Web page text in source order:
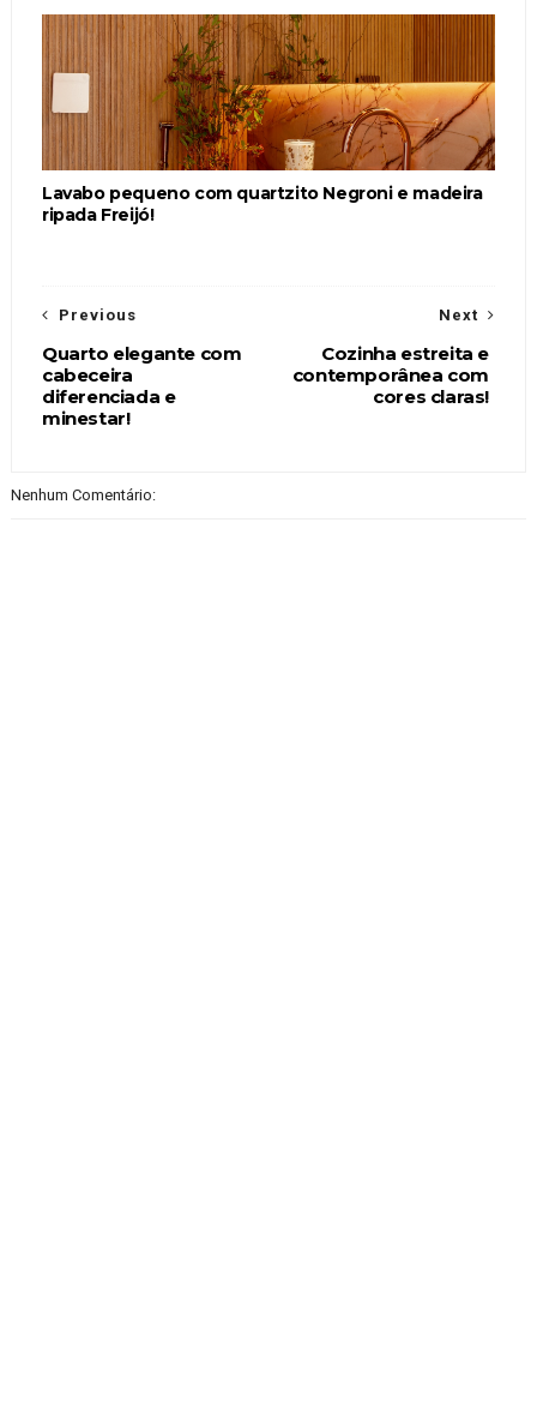
Lavabo pequeno com quartzito Negroni e madeira
ripada Freijó!
Next
Cozinha estreita e
contemporânea com
cores claras!
Previous
Quarto elegante com
cabeceira
diferenciada e
minestar!
Nenhum Comentário: